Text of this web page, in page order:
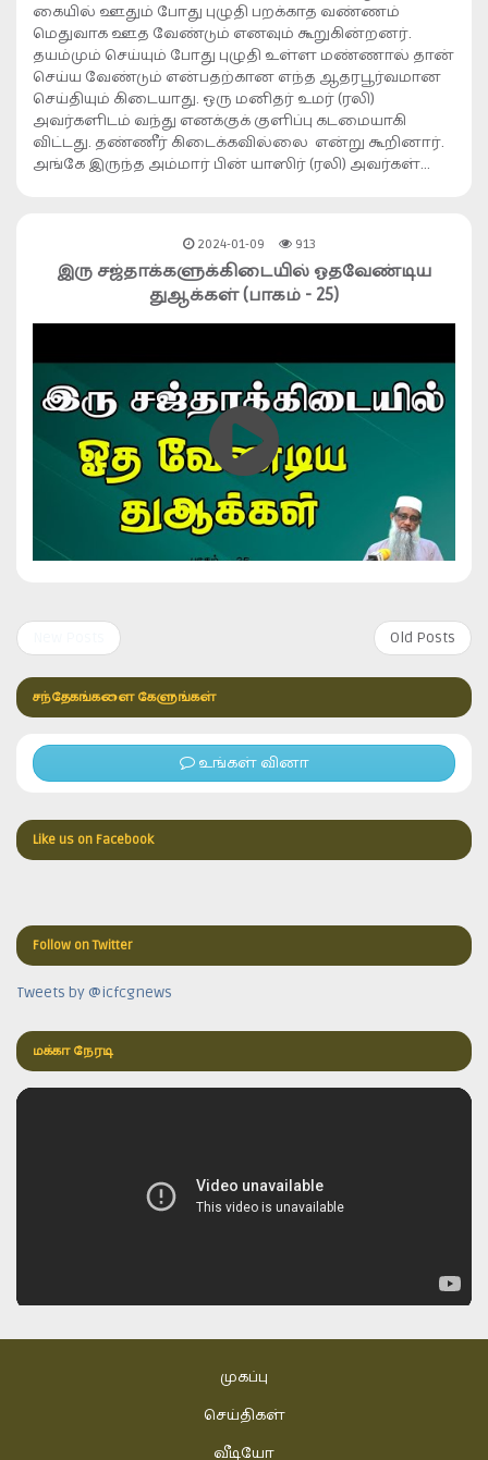
கையில் ஊதும் போது புழுதி பறக்காத வண்ணம்
மெதுவாக ஊத வேண்டும் எனவும் கூறுகின்றனர்.
தயம்மும் செய்யும் போது புழுதி உள்ள மண்ணால் தான்
செய்ய வேண்டும் என்பதற்கான எந்த ஆதரபூர்வமான
செய்தியும் கிடையாது. ஒரு மனிதர் உமர் (ரலி)
அவர்களிடம் வந்து எனக்குக் குளிப்பு கடமையாகி
விட்டது. தண்ணீர் கிடைக்கவில்லை என்று கூறினார்.
அங்கே இருந்த அம்மார் பின் யாஸிர் (ரலி) அவர்கள்…
2024-01-09 913
இரு சஜ்தாக்களுக்கிடையில் ஓதவேண்டிய
துஆக்கள் (பாகம் - 25)
Old Posts
சந்தேகங்களை கேளுங்கள்
உங்கள் வினா
Like us on Facebook
Follow on Twitter
Tweets by @icfcgnews
மக்கா நேரடி
முகப்பு
செய்திகள்
வீடியோ